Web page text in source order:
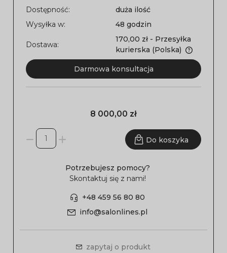
Dostępność:
duża ilość
Wysyłka w:
48 godzin
Dostawa:
170,00 zł - Przesyłka
kurierska (Polska)
Darmowa konsultacja
8 000,00 zł
Do koszyka
Potrzebujesz pomocy?
Skontaktuj się z nami!
+48 459 56 80 80
info@salonlines.pl
zapytaj o produkt